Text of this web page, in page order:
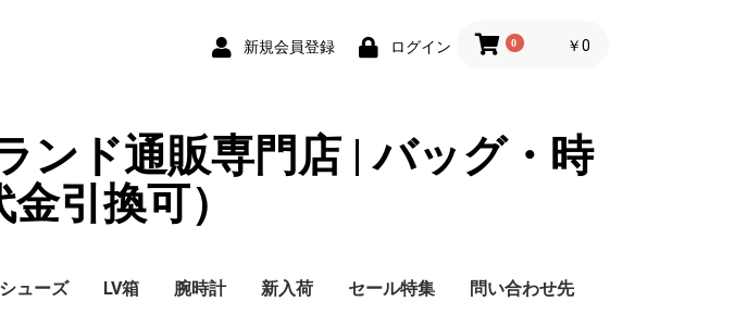
新規会員登録 ログイン 0 ￥0
ンド通販専門店 | バッグ・時
引換可）
シューズ LV箱 腕時計 新入荷 セール特集 問い合わせ先